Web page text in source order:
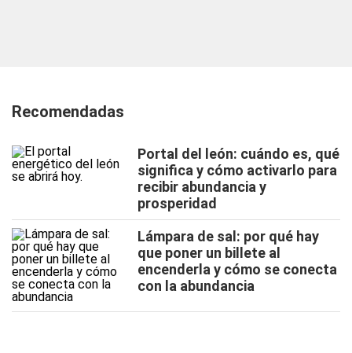
Recomendadas
Portal del león: cuándo es, qué
significa y cómo activarlo para
recibir abundancia y
prosperidad
Lámpara de sal: por qué hay
que poner un billete al
encenderla y cómo se conecta
con la abundancia